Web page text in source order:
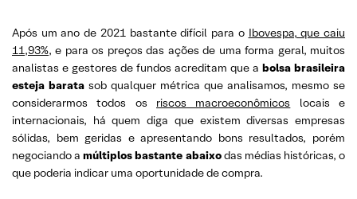
Após um ano de 2021 bastante difícil para o Ibovespa, que caiu
11,93%, e para os preços das ações de uma forma geral, muitos
analistas e gestores de fundos acreditam que a bolsa brasileira
esteja barata sob qualquer métrica que analisamos, mesmo se
considerarmos todos os riscos macroeconômicos locais e
internacionais, há quem diga que existem diversas empresas
sólidas, bem geridas e apresentando bons resultados, porém
negociando amúltiplos bastante abaixodas médias históricas, o
que poderia indicar uma oportunidade de compra.